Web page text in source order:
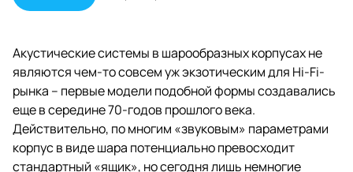
Акустические системы в шарообразных корпусах не
являются чем-то совсем уж экзотическим для Hi-Fi-
рынка – первые модели подобной формы создавались
еще в середине 70-годов прошлого века.
Действительно, по многим «звуковым» параметрами
корпус в виде шара потенциально превосходит
стандартный «ящик», но сегодня лишь немногие